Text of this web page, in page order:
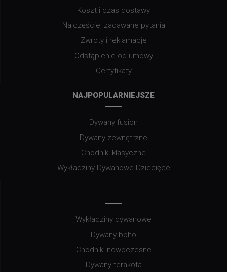
Koszt i czas dostawy
Najczęściej zadawane pytania
Zwroty i reklamacje
Odstąpienie od umowy
Certyfikaty
NAJPOPULARNIEJSZE
Dywany fusion
Dywany zewnętrzne
Chodniki klasyczne
Wykładziny Dywanowe Dziecięce
Wykładziny dywanowe
Dywany boho
Chodniki nowoczesne
Dywany terakota